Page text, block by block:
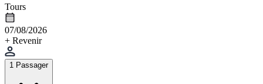
Tours
07/08/2026
+ Revenir
1 Passager